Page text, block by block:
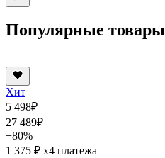
Популярные товары
Хит
5 498₽
27 489₽
−80%
1 375 ₽ x4 платежа